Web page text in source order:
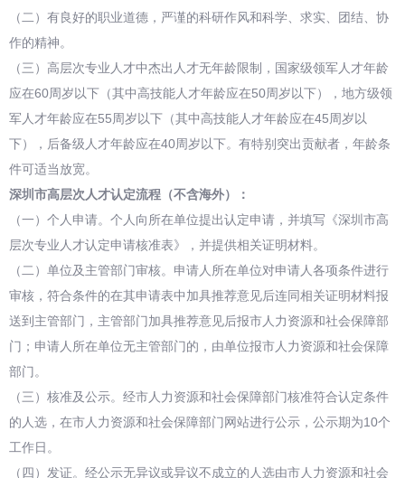
（二）有良好的职业道德，严谨的科研作风和科学、求实、团结、协
作的精神。
（三）高层次专业人才中杰出人才无年龄限制，国家级领军人才年龄
应在60周岁以下（其中高技能人才年龄应在50周岁以下），地方级领
军人才年龄应在55周岁以下（其中高技能人才年龄应在45周岁以
下），后备级人才年龄应在40周岁以下。有特别突出贡献者，年龄条
件可适当放宽。
深圳市高层次人才认定流程（不含海外）：
（一）个人申请。个人向所在单位提出认定申请，并填写《深圳市高
层次专业人才认定申请核准表》，并提供相关证明材料。
（二）单位及主管部门审核。申请人所在单位对申请人各项条件进行
审核，符合条件的在其申请表中加具推荐意见后连同相关证明材料报
送到主管部门，主管部门加具推荐意见后报市人力资源和社会保障部
门；申请人所在单位无主管部门的，由单位报市人力资源和社会保障
部门。
（三）核准及公示。经市人力资源和社会保障部门核准符合认定条件
的人选，在市人力资源和社会保障部门网站进行公示，公示期为10个
工作日。
（四）发证。经公示无异议或异议不成立的人选由市人力资源和社会